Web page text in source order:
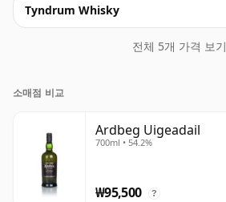
Tyndrum Whisky
전체 5개 가격 보기
소매점 비교
Ardbeg Uigeadail
700ml • 54.2%
₩95,500 ?